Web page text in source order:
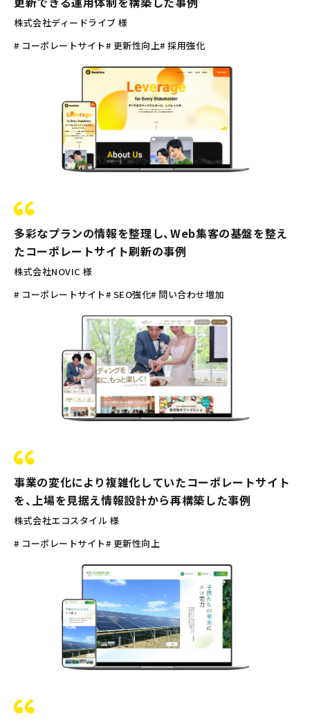
株式会社ディードライブ 様
# コーポレートサイト# 更新性向上# 採用強化
多彩なプランの情報を整理し、Web集客の基盤を整え
たコーポレートサイト刷新の事例
株式会社NOVIC 様
# コーポレートサイト# SEO強化# 問い合わせ増加
事業の変化により複雑化していたコーポレートサイト
を、上場を見据え情報設計から再構築した事例
株式会社エコスタイル 様
# コーポレートサイト# 更新性向上